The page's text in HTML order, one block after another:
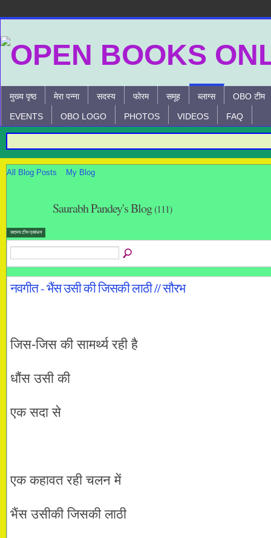
मुख्य पृष्ठ मेरा पन्ना सदस्य फोरम समूह ब्लाग्स OBO टीम
EVENTS OBO LOGO PHOTOS VIDEOS FAQ
All Blog Posts My Blog
सदस्य टीम प्रबंधन
Saurabh Pandey's Blog(111)
नवगीत - भैंस उसी की जिसकी लाठी // सौरभ
जिस-जिस की सामर्थ्य रही है
धौंस उसी की
एक सदा से
एक कहावत रही चलन में
भैंस उसीकी जिसकी लाठी